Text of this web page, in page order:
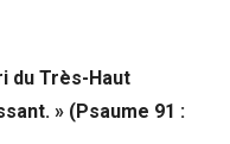
du Très-Haut
» (Psaume 91 :